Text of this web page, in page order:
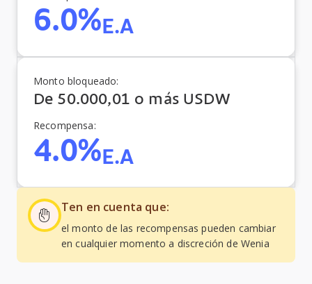
6.0%E.A
Monto bloqueado:
De 50.000,01 o más USDW
Recompensa:
4.0%E.A
Ten en cuenta que:
el monto de las recompensas pueden cambiar
en cualquier momento a discreción de Wenia